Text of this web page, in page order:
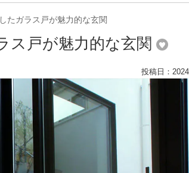
たガラス戸が魅力的な玄関
ス戸が魅力的な玄関
投稿日：